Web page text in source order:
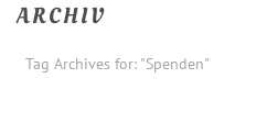
ARCHIV
Tag Archives for: "Spenden"